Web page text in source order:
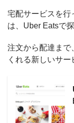
宅配サービスを行
は、Uber Eatsで
注文から配達まで
くれる新しいサー